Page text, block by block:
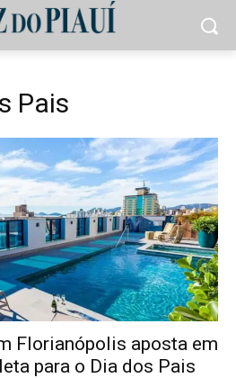
Pais
Florianópolis aposta em
para o Dia dos Pais